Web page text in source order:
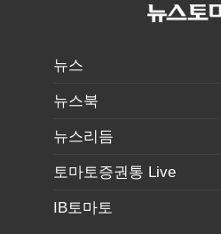
뉴스
뉴스북
뉴스리듬
토마토증권통 Live
IB토마토